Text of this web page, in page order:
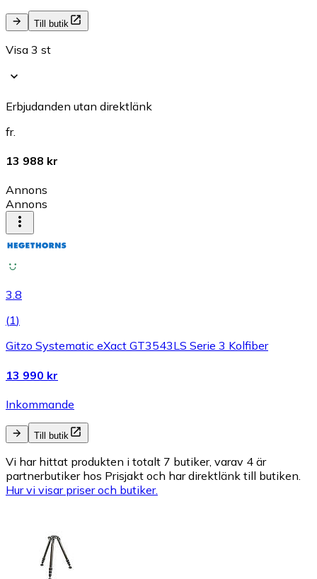
Till butik
Visa 3 st
Erbjudanden utan direktlänk
fr.
13 988 kr
Annons
Annons
3.8
(1)
Gitzo Systematic eXact GT3543LS Serie 3 Kolfiber
13 990 kr
Inkommande
Till butik
Vi har hittat produkten i totalt 7 butiker, varav 4 är
partnerbutiker hos Prisjakt och har direktlänk till butiken.
Hur vi visar priser och butiker.